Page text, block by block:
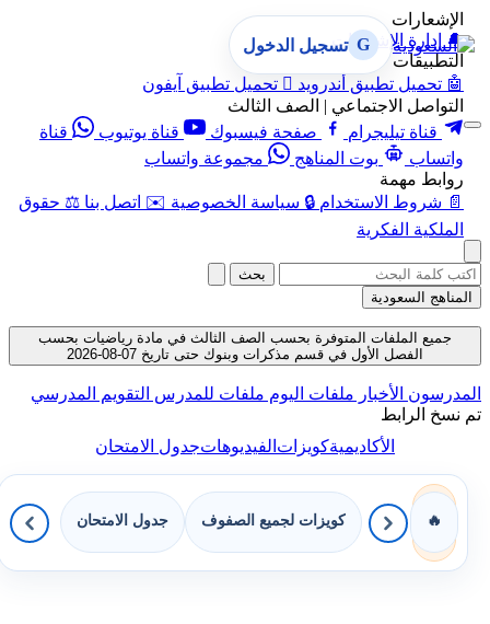
الإشعارات
🔔 إدارة الإشعارات
التطبيقات
🤖 تحميل تطبيق أندرويد  تحميل تطبيق آيفون
التواصل الاجتماعي | الصف الثالث
قناة تيليجرام
صفحة فيسبوك قناة يوتيوب
قناة
واتساب
بوت المناهج
مجموعة واتساب
روابط مهمة
📄 شروط الاستخدام 🔒 سياسة الخصوصية ✉️ اتصل بنا ⚖️ حقوق
الملكية الفكرية
G تسجيل الدخول
بحث
المناهج السعودية
جميع الملفات المتوفرة بحسب الصف الثالث في مادة رياضيات بحسب
الفصل الأول في قسم مذكرات وبنوك حتى تاريخ 07-08-2026
المدرسون الأخبار ملفات اليوم ملفات للمدرس التقويم المدرسي
تم نسخ الرابط
الأكاديميةكويزاتالفيديوهاتجدول الامتحان
🔥 كويزات لجميع الصفوف جدول الامتحان